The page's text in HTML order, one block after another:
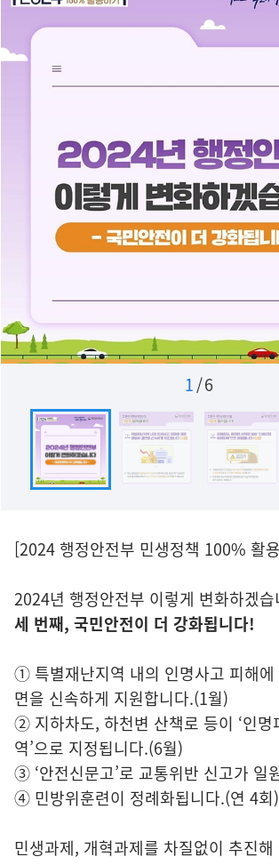
1/6
[2024 행정안전부 민생정책 100% 활
2024년 행정안전부 이렇게 변화하겠습
세 번째, 국민안전이 더 강화됩니다!
① 특별재난지역 내의 인명사고 피해에
면을 신속하게 지원합니다.(1월)
② 지하차도, 하천변 산책로 등이 ‘인명
역’으로 지정됩니다.(6월)
③ ‘안전신문고’로 교통위반 신고가 일
④ 민방위훈련이 정례화됩니다.(연 4회
민생과제, 개혁과제를 차질없이 추진